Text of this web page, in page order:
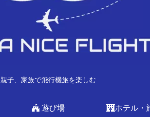
親子、家族で飛行機旅を楽しむ
遊び場 ホテル・